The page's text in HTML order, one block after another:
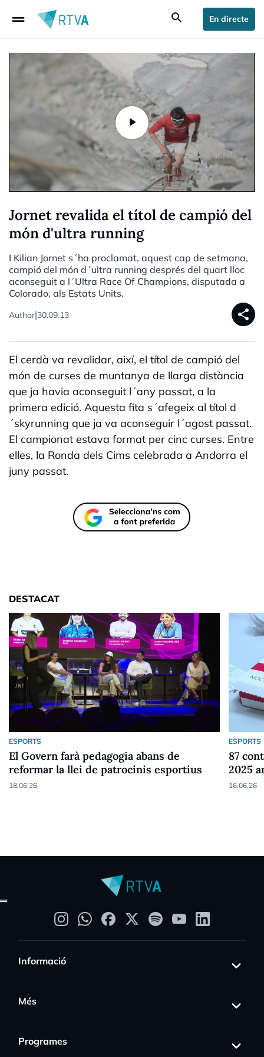
drag_handle search En directe
Jornet revalida el títol de campió del
món d'ultra running
I Kilian Jornet s´ha proclamat, aquest cap de setmana,
campió del món d´ultra running després del quart lloc
aconseguit a l´Ultra Race Of Champions, disputada a
Colorado, als Estats Units.
Author|30.09.13 share
El cerdà va revalidar, així, el títol de campió del
món de curses de muntanya de llarga distància
que ja havia aconseguit l´any passat, a la
primera edició. Aquesta fita s´afegeix al títol d
´skyrunning que ja va aconseguir l´agost passat.
El campionat estava format per cinc curses. Entre
elles, la Ronda dels Cims celebrada a Andorra el
juny passat.
DESTACAT
ESPORTS
El Govern farà pedagogia abans de
reformar la llei de patrocinis esportius
18.06.26
ESPORTS
87
2025
16.06.26
Informació
Més
Programes